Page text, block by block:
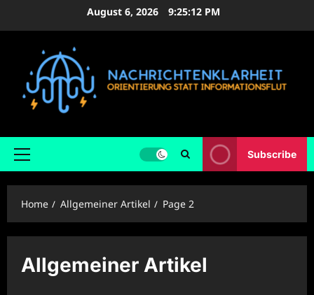
August 6, 2026 9:25:13 PM
Primary
Subscribe
Home Allgemeiner Artikel Page 2
Allgemeiner Artikel